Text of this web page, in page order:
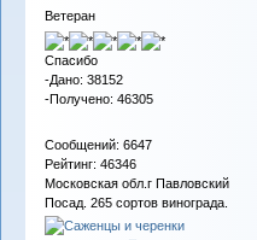
Ветеран
Спасибо
-Дано: 38152
-Получено: 46305
Сообщений: 6647
Рейтинг: 46346
Московская обл.г Павловский
Посад. 265 сортов винограда.